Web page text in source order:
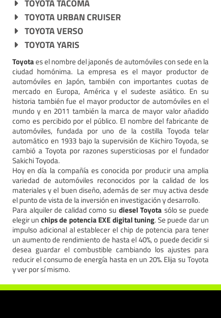
TOYOTA TACOMA
TOYOTA URBAN CRUISER
TOYOTA VERSO
TOYOTA YARIS
Toyotaes el nombre del japonés de automóviles con sede en la
ciudad homónima. La empresa es el mayor productor de
automóviles en Japón, también con importantes cuotas de
mercado en Europa, América y el sudeste asiático. En su
historia también fue el mayor productor de automóviles en el
mundo y en 2011 también la marca de mayor valor añadido
como es percibido por el público. El nombre del fabricante de
automóviles, fundada por uno de la costilla Toyoda telar
automático en 1933 bajo la supervisión de Kiichiro Toyoda, se
cambió a Toyota por razones supersticiosas por el fundador
Sakichi Toyoda.
Hoy en día la compañía es conocida por producir una amplia
variedad de automóviles reconocidos por la calidad de los
materiales y el buen diseño, además de ser muy activa desde
el punto de vista de la inversión en investigación y desarrollo.
Para alquiler de calidad como su diesel Toyota sólo se puede
elegir un chips de potencia EXE digital tuning. Se puede dar un
impulso adicional al establecer el chip de potencia para tener
un aumento de rendimiento de hasta el 40%, o puede decidir si
desea guardar el combustible cambiando los ajustes para
reducir el consumo de energía hasta en un 20%. Elija su Toyota
y ver por sí mismo.